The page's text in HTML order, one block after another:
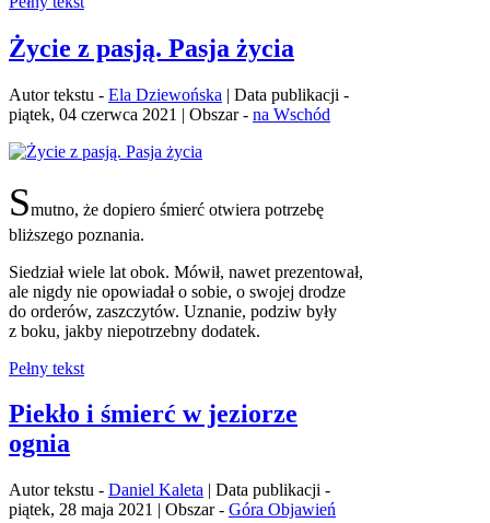
Życie z pasją. Pasja życia
Autor tekstu - Ela Dziewońska | Data publikacji -
piątek, 04 czerwca 2021 | Obszar - na Wschód
Smutno, że dopiero śmierć otwiera potrzebę
bliższego poznania.
Siedział wiele lat obok. Mówił, nawet prezentował,
ale nigdy nie opowiadał o sobie, o swojej drodze
do orderów, zaszczytów. Uznanie, podziw były
z boku, jakby niepotrzebny dodatek.
Pełny tekst
Piekło i śmierć w jeziorze
ognia
Autor tekstu - Daniel Kaleta | Data publikacji -
piątek, 28 maja 2021 | Obszar - Góra Objawień